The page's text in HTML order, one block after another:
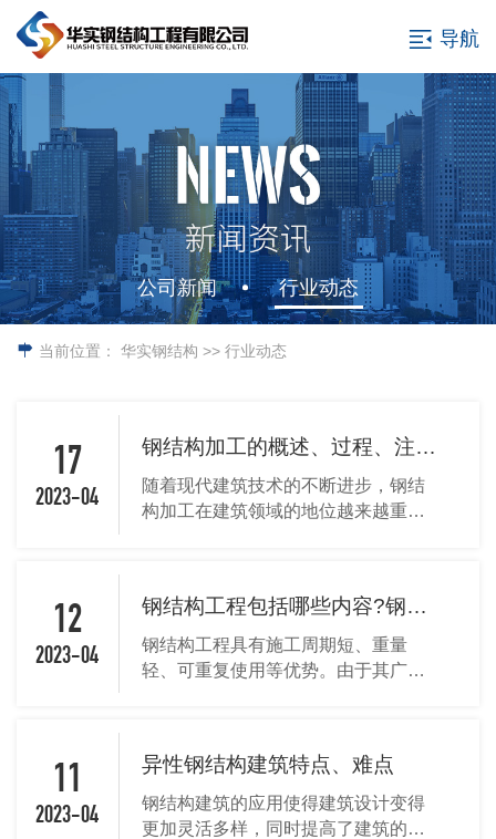
导航
公司新闻 行业动态
当前位置： 华实钢结构 >> 行业动态
17
2023-04
钢结构加工的概述、过程、注意事项和应用
随着现代建筑技术的不断进步，钢结
构加工在建筑领域的地位越来越重
12
2023-04
钢结构工程包括哪些内容?钢结构工程需要做哪些检测?
钢结构工程具有施工周期短、重量
轻、可重复使用等优势。由于其广泛
重要的。因此...
11
2023-04
异性钢结构建筑特点、难点
钢结构建筑的应用使得建筑设计变得
更加灵活多样，同时提高了建筑的安